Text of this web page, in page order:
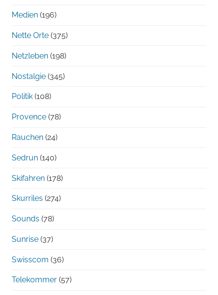
Medien (196)
Nette Orte (375)
Netzleben (198)
Nostalgie (345)
Politik (108)
Provence (78)
Rauchen (24)
Sedrun (140)
Skifahren (178)
Skurriles (274)
Sounds (78)
Sunrise (37)
Swisscom (36)
Telekommer (57)